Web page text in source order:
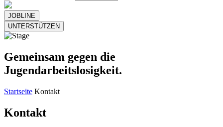
JOBLINE
UNTERSTÜTZEN
Gemeinsam gegen die
Jugendarbeitslosigkeit.
Startseite Kontakt
Kontakt